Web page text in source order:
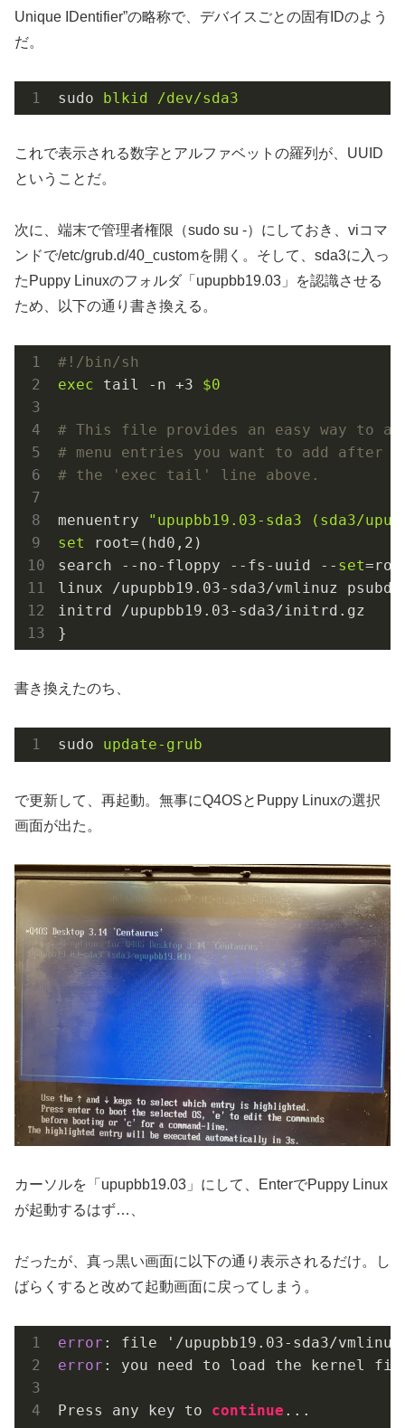
Unique IDentifier”の略称で、デバイスごとの固有IDのよう
だ。
sudo blkid /dev/sda3
これで表示される数字とアルファベットの羅列が、UUID
ということだ。
次に、端末で管理者権限（sudo su -）にしておき、viコマ
ンドで/etc/grub.d/40_customを開く。そして、sda3に入っ
たPuppy Linuxのフォルダ「upupbb19.03」を認識させる
ため、以下の通り書き換える。
#!/bin/sh
exec tail -n +3 $0
# This file provides an easy way to
# menu entries you want to add after
# the 'exec tail' line above.
menuentry
"upupbb19.03-sda3 (sda3/
set
root=(hd0,2)
search --no-floppy --fs-uuid -- set
linux /upupbb19.03-sda3/vmlinuz
initrd /upupbb19.03-sda3/initrd.gz
書き換えたのち、
sudo update-grub
で更新して、再起動。無事にQ4OSとPuppy Linuxの選択
画面が出た。
カーソルを「upupbb19.03」にして、EnterでPuppy Linux
が起動するはず…、
だったが、真っ黒い画面に以下の通り表示されるだけ。し
ばらくすると改めて起動画面に戻ってしまう。
error
error : you need to load the kernel
Press any key to continue